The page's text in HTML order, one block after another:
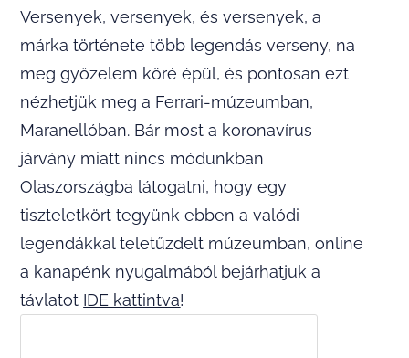
Versenyek, versenyek, és versenyek, a
márka története több legendás verseny, na
meg győzelem köré épül, és pontosan ezt
nézhetjük meg a Ferrari-múzeumban,
Maranellóban. Bár most a koronavírus
járvány miatt nincs módunkban
Olaszországba látogatni, hogy egy
tiszteletkört tegyünk ebben a valódi
legendákkal teletűzdelt múzeumban, online
a kanapénk nyugalmából bejárhatjuk a
távlatot IDE kattintva!